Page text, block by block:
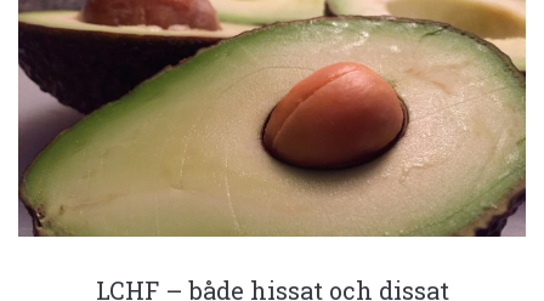
LCHF – både hissat och dissat